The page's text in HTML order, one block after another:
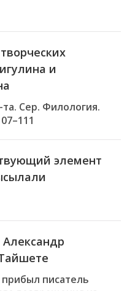
и
Сер. Филология.
элемент
писатель